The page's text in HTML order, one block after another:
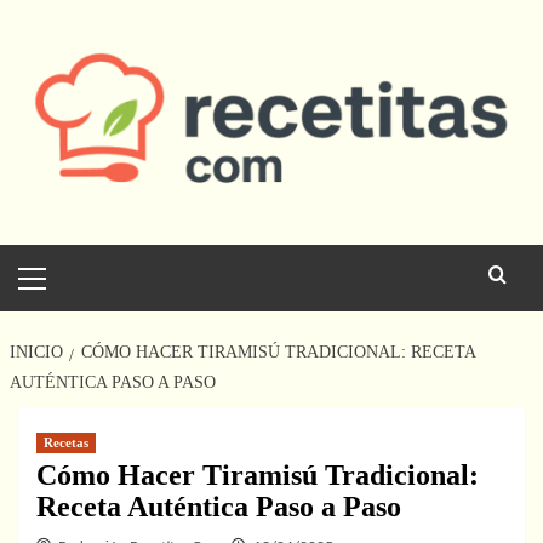
contenido
principal
INICIO
CÓMO HACER TIRAMISÚ TRADICIONAL: RECETA
AUTÉNTICA PASO A PASO
Recetas
Cómo Hacer Tiramisú Tradicional:
Receta Auténtica Paso a Paso